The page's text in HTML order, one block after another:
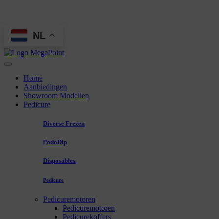
NL
Home
Aanbiedingen
Showroom Modellen
Pedicure
Diverse Frezen
PodoDip
Disposables
Pedicure
Pedicuremotoren
Pedicuremotoren
Pedicurekoffers